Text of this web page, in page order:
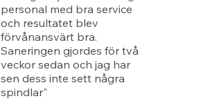
personal med bra service
och resultatet blev
förvånansvärt bra.
Saneringen gjordes för två
veckor sedan och jag har
sen dess inte sett några
spindlar"